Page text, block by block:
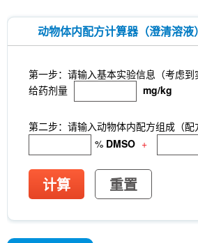
动物体内配方计算器（澄清溶液）
第一步：请输入基本实验信息（考虑到
给药剂量
mg/kg
第二步：请输入动物体内配方组成（
% DMSO +
计算 重置